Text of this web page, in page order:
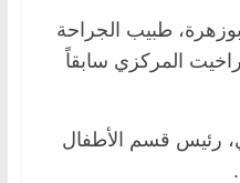
طبيب الجراحة
المركزي سابقاً
رئيس قسم الأطفال